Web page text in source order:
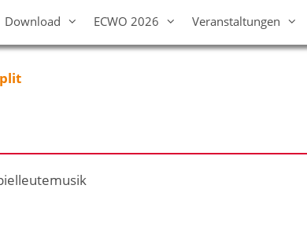
Download ECWO 2026 Veranstaltungen